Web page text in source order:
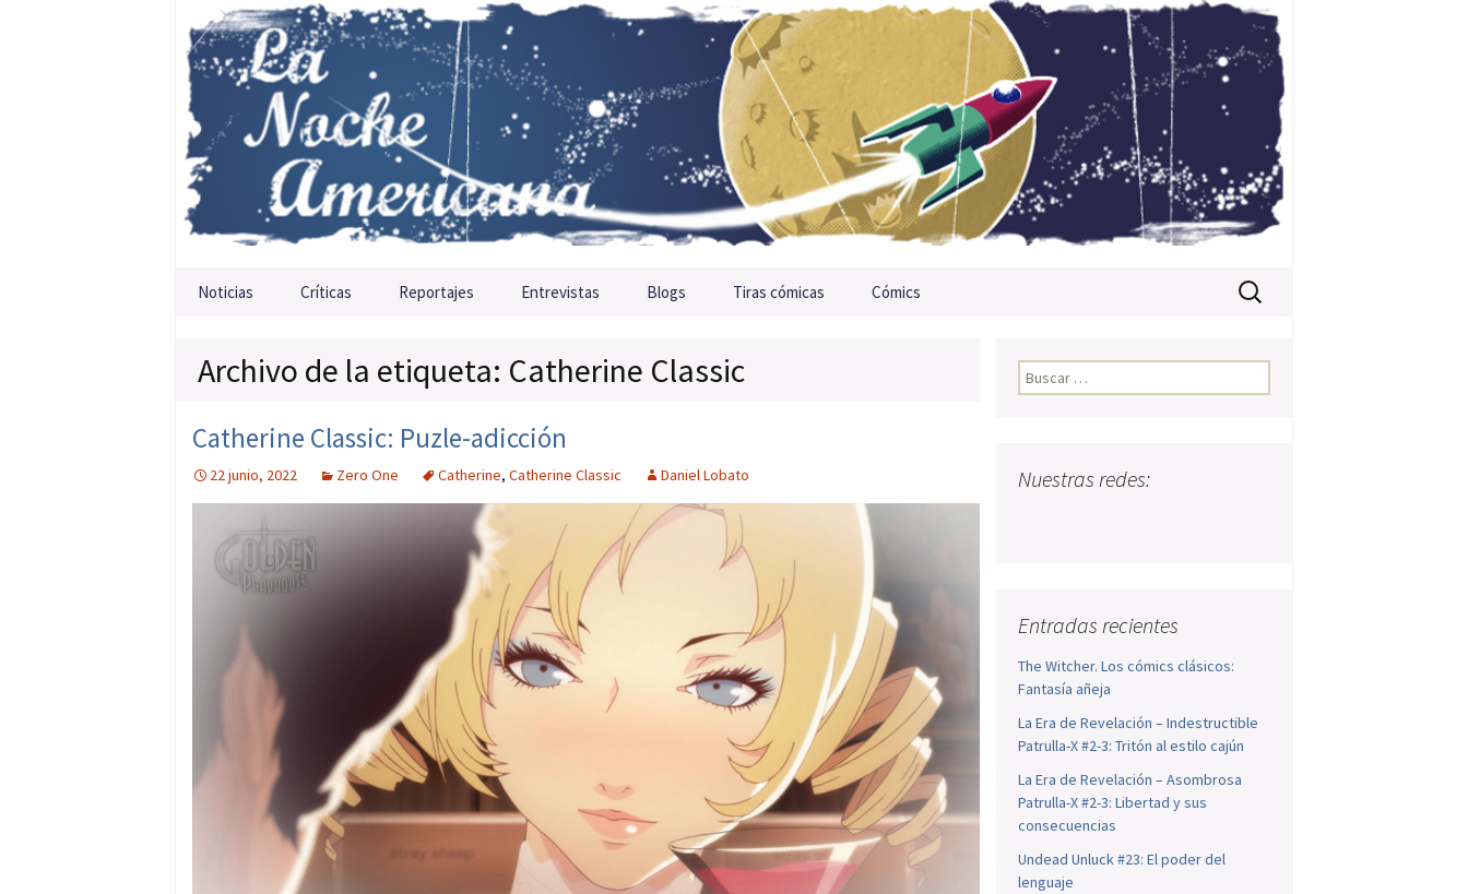
Saltar al contenido
Noticias Críticas Reportajes Entrevistas Blogs Tiras cómicas Cómics Buscar:
Archivo de la etiqueta: Catherine Classic
Catherine Classic: Puzle-adicción
22 junio, 2022 Zero One Catherine, Catherine Classic Daniel Lobato
Buscar:
Nuestras redes:
Entradas recientes
The Witcher. Los cómics clásicos:
Fantasía añeja
La Era de Revelación – Indestructible
Patrulla-X #2-3: Tritón al estilo cajún
La Era de Revelación – Asombrosa
Patrulla-X #2-3: Libertad y sus
consecuencias
Undead Unluck #23: El poder del
lenguaje